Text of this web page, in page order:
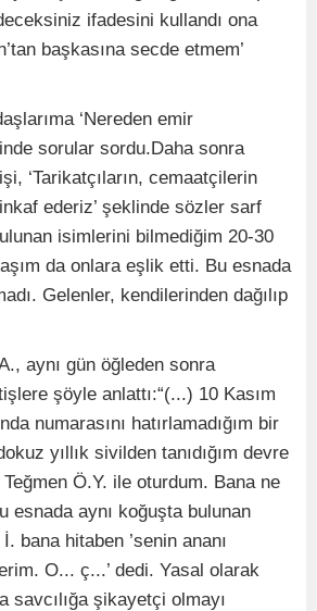
ifadesini kullandı ona
başkasına secde etmem’
‘Nereden emir
sorular sordu.Daha sonra
‘Tarikatçıların, cemaatçilerin
ederiz’ şeklinde sözler sarf
isimlerini bilmediğim 20-30
da onlara eşlik etti. Bu esnada
Gelenler, kendilerinden dağılıp
aynı gün öğleden sonra
şöyle anlattı:“(...) 10 Kasım
numarasını hatırlamadığım bir
yıllık sivilden tanıdığım devre
Ö.Y. ile oturdum. Bana ne
esnada aynı koğuşta bulunan
bana hitaben ’senin ananı
O... ç...’ dedi. Yasal olarak
savcılığa şikayetçi olmayı